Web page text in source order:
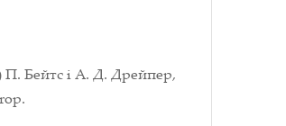
П. Бейтс і А. Д. Дрейпер,